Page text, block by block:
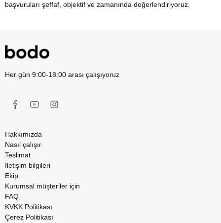
başvuruları şeffaf, objektif ve zamanında değerlendiriyoruz.
Her gün 9:00-18:00 arası çalışıyoruz
Hakkımızda
Nasıl çalışır
Teslimat
İletişim bilgileri
Ekip
Kurumsal müşteriler için
FAQ
KVKK Politikası
Çerez Politikası